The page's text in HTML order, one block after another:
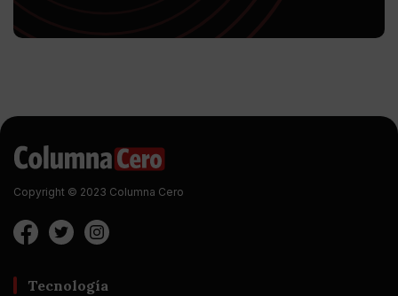
Copyright © 2023 Columna Cero
Tecnología